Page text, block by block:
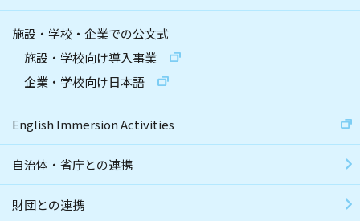
施設・学校・企業での公文式
施設・学校向け導入事業
企業・学校向け日本語
English Immersion Activities
自治体・省庁との連携
財団との連携